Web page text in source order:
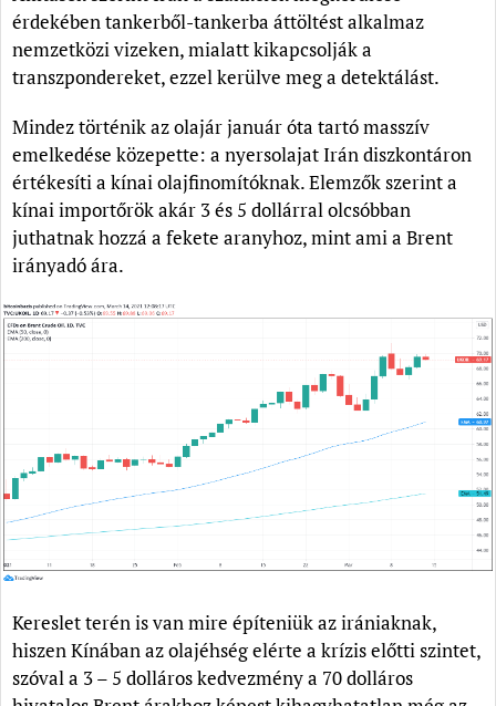
érdekében tankerből-tankerba áttöltést alkalmaz
nemzetközi vizeken, mialatt kikapcsolják a
transzpondereket, ezzel kerülve meg a detektálást.
Mindez történik az olajár január óta tartó masszív
emelkedése közepette: a nyersolajat Irán diszkontáron
értékesíti a kínai olajfinomítóknak. Elemzők szerint a
kínai importőrök akár 3 és 5 dollárral olcsóbban
juthatnak hozzá a fekete aranyhoz, mint ami a Brent
irányadó ára.
Kereslet terén is van mire építeniük az irániaknak,
hiszen Kínában az olajéhség elérte a krízis előtti szintet,
szóval a 3 – 5 dolláros kedvezmény a 70 dolláros